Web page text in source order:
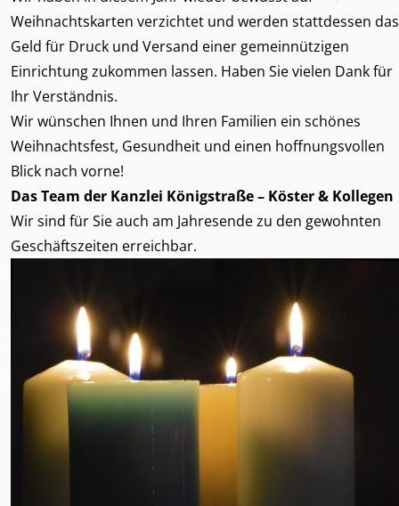
Weihnachtskarten verzichtet und werden stattdessen das
Geld für Druck und Versand einer gemeinnützigen
Einrichtung zukommen lassen. Haben Sie vielen Dank für
Ihr Verständnis.
Wir wünschen Ihnen und Ihren Familien ein schönes
Weihnachtsfest, Gesundheit und einen hoffnungsvollen
Blick nach vorne!
Das Team der Kanzlei Königstraße – Köster & Kollegen
Wir sind für Sie auch am Jahresende zu den gewohnten
Geschäftszeiten erreichbar.